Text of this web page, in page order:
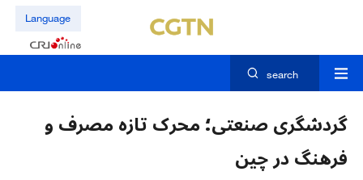
Language
search
گردشگری صنعتی؛ محرک تازه مصرف و
فرهنگ در چین